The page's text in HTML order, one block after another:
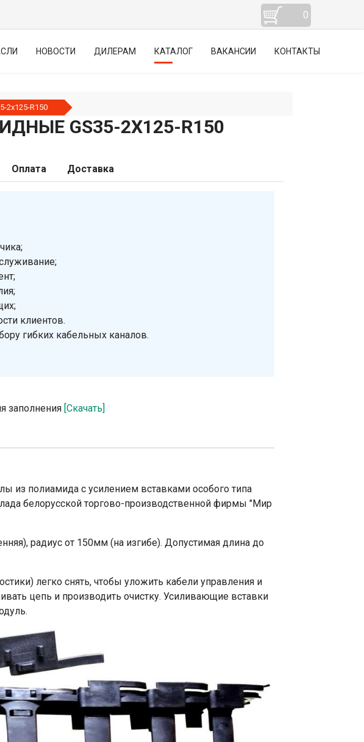
0
НОВОСТИ ДИЛЕРАМ КАТАЛОГ ВАКАНСИИ КОНТАКТЫ
2х125-R150
GS35-2Х125-R150
Оплата Доставка
клиентов.
гибких кабельных каналов.
заполнения [Скачать]
из полиамида с усилением вставками особого типа
белорусской торгово-производственной фирмы "Мир
радиус от 150мм (на изгибе). Допустимая длина до
легко снять, чтобы уложить кабели управления и
цепь и производить очистку. Усиливающие вставки